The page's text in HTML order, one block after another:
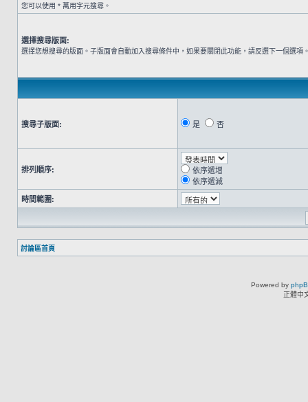
您可以使用 * 萬用字元搜尋。
選擇搜尋版面:
選擇您想搜尋的版面。子版面會自動加入搜尋條件中，如果要關閉此功能，請反選下一個選項
搜尋子版面: 是 否
排列順序:
依序遞增
依序遞減
時間範圍:
討論區首頁
Powered by
正體中